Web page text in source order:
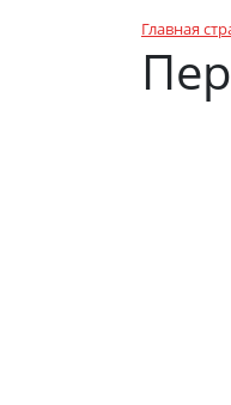
Главная